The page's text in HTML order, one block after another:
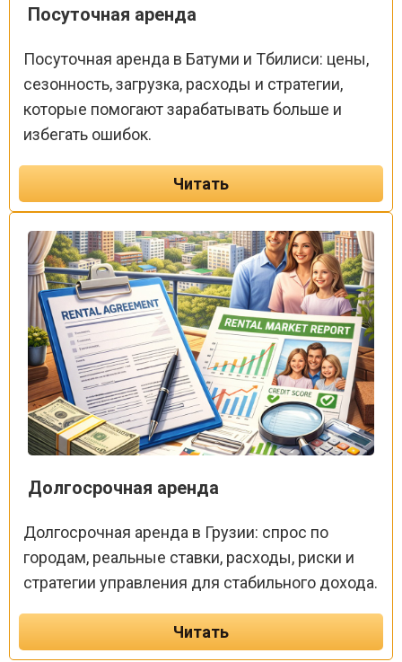
Посуточная аренда
Посуточная аренда в Батуми и Тбилиси: цены,
сезонность, загрузка, расходы и стратегии,
которые помогают зарабатывать больше и
избегать ошибок.
Читать
Долгосрочная аренда
Долгосрочная аренда в Грузии: спрос по
городам, реальные ставки, расходы, риски и
стратегии управления для стабильного дохода.
Читать